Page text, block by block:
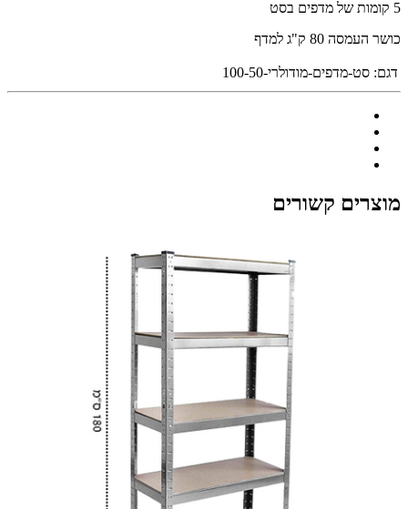
5 קומות של מדפים בסט
כושר העמסה 80 ק"ג למדף
דגם: סט-מדפים-מודולרי-100-50
מוצרים קשורים